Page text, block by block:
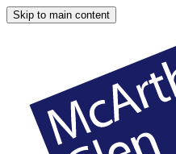
Skip to main content